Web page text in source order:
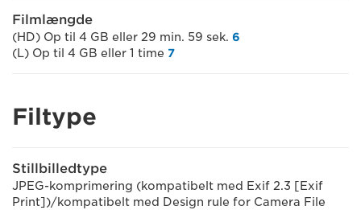
Filmlængde
(HD) Op til 4 GB eller 29 min. 59 sek. 6
(L) Op til 4 GB eller 1 time 7
Filtype
Stillbilledtype
JPEG-komprimering (kompatibelt med Exif 2.3 [Exif
Print])/kompatibelt med Design rule for Camera File